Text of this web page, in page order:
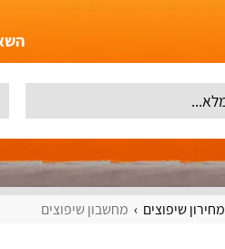
מחירון שיפוצים מחשבון שיפוצים